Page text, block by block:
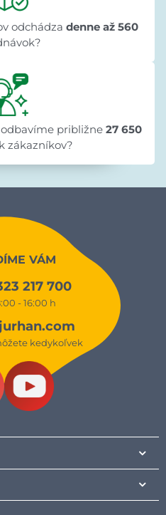
odchádza denne až 560
odbavíme približne27 650
zákazníkov?
VÁM
217 700
- 16:00 h
kedykoľvek